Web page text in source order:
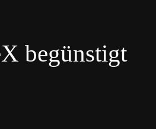
begünstigt